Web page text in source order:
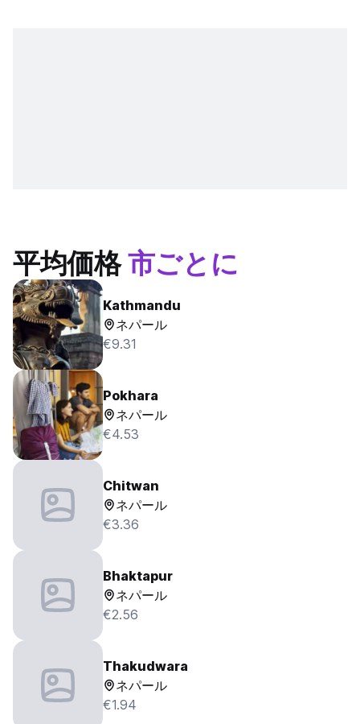
平均価格市ごとに
Kathmandu
ネパール
€9.31
Pokhara
ネパール
€4.53
Chitwan
ネパール
€3.36
Bhaktapur
ネパール
€2.56
Thakudwara
ネパール
€1.94